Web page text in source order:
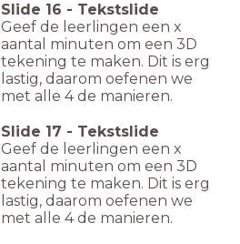
Slide 16 - Tekstslide
Geef de leerlingen een x
aantal minuten om een 3D
tekening te maken. Dit is erg
lastig, daarom oefenen we
met alle 4 de manieren.
Slide 17 - Tekstslide
Geef de leerlingen een x
aantal minuten om een 3D
tekening te maken. Dit is erg
lastig, daarom oefenen we
met alle 4 de manieren.